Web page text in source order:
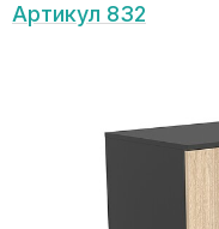
Артикул 832